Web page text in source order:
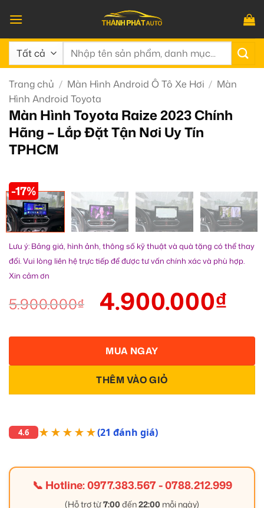
qua
nội
dung
Tìm
Trang chủ / Màn Hình Android Ô Tô Xe Hơi / Màn
Hình Android Toyota
Màn Hình Toyota Raize 2023 Chính
Hãng – Lắp Đặt Tận Nơi Uy Tín
TPHCM
-17%
Lưu ý: Bảng giá, hình ảnh, thông số kỹ thuật và quà tặng có thể thay
đổi. Vui lòng liên hệ trực tiếp để được tư vấn chính xác và phù hợp.
Xin cảm ơn
5.900.000₫ 4.900.000₫
THÊM VÀO GIỎ
MUA NGAY
4.6 ★★★★★(21 đánh giá)
📞 Hotline:0977.383.567-0788.212.999
(Hỗ trợ từ7:00 đến22:00 mỗi ngày)